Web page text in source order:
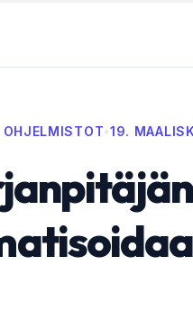
OHJELMISTOT•19.